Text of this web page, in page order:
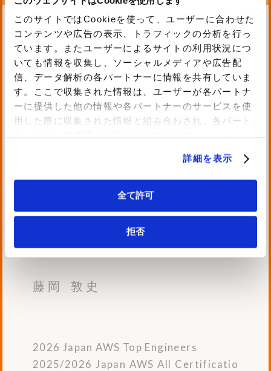
このサイトではCookieを使って、ユーザーに合わせた
コンテンツや広告の表示、トラフィックの分析を行っ
ています。またユーザーによるサイトの利用状況につ
いても情報を収集し、ソーシャルメディアや広告配
信、データ解析の各パートナーに情報を共有していま
す。ここで収集された情報は、ユーザーが各パートナ
ーに提供した他の情報や各パートナーのサービスを使
用した際に収集された情報と組み合わされ、各パート
詳細を表示
全て許可
拒否
藤岡 敦史
2026 Japan AWS Top Engineers
2025/2026 Japan AWS All Certificatio